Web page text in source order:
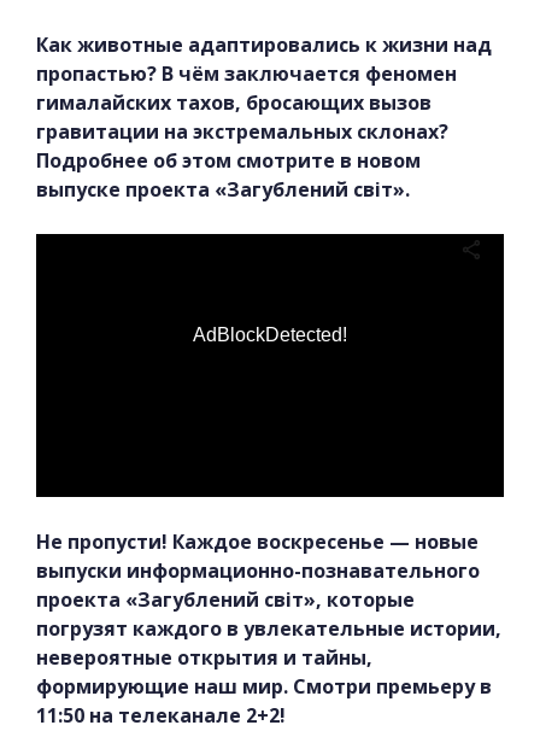
Как животные адаптировались к жизни над
пропастью? В чём заключается феномен
гималайских тахов, бросающих вызов
гравитации на экстремальных склонах?
Подробнее об этом смотрите в новом
выпуске проекта «Загублений світ».
AdBlockDetected!
Не пропусти! Каждое воскресенье — новые
выпуски информационно-познавательного
проекта «Загублений світ», которые
погрузят каждого в увлекательные истории,
невероятные открытия и тайны,
формирующие наш мир. Смотри премьеру в
11:50 на телеканале 2+2!